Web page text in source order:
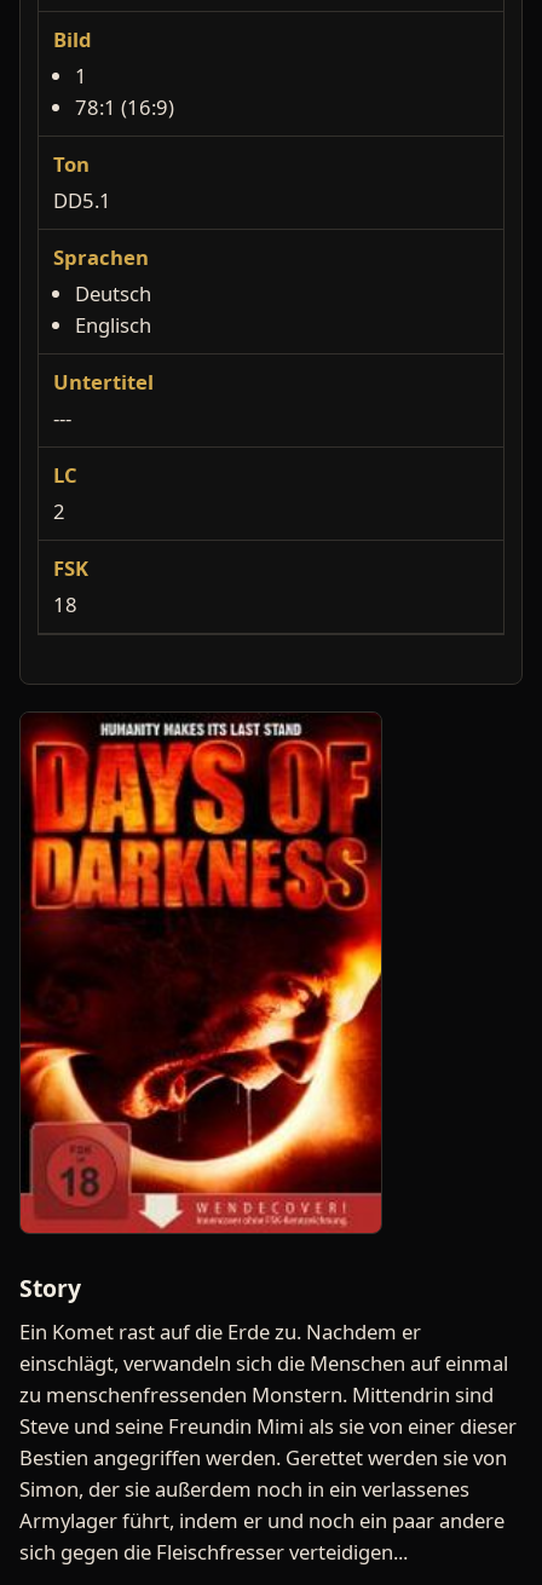
Bild
1
78:1 (16:9)
Ton
DD5.1
Sprachen
Deutsch
Englisch
Untertitel
---
LC
2
FSK
18
Story
Ein Komet rast auf die Erde zu. Nachdem er
einschlägt, verwandeln sich die Menschen auf einmal
zu menschenfressenden Monstern. Mittendrin sind
Steve und seine Freundin Mimi als sie von einer dieser
Bestien angegriffen werden. Gerettet werden sie von
Simon, der sie außerdem noch in ein verlassenes
Armylager führt, indem er und noch ein paar andere
sich gegen die Fleischfresser verteidigen...